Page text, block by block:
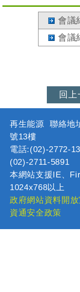
會議
會議
回上
再生能源 聯絡地
號13樓
電話:(02)-2772-
(02)-2711-5891
本網站支援IE、
1024x768以上
政府網站資料開
資通安全政策